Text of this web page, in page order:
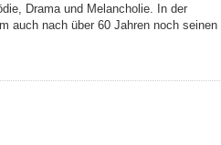
Drama und Melancholie. In der
auch nach über 60 Jahren noch seinen